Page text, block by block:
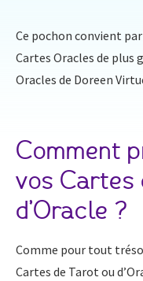
Ce pochon convient
Cartes Oracles de plus
Oracles de Doreen
Comment
vos Cartes
d’Oracle ?
Comme pour tout
Cartes de Tarot ou